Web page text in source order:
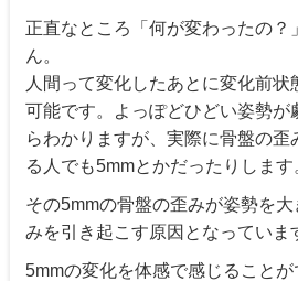
正直なところ「何が変わったの？
ん。
人間って変化したあとに変化前
可能です。よっぽどひどい姿勢が
らわかりますが、実際に骨盤の歪
る人でも5mmとかだったりします
その5mmの骨盤の歪みが姿勢を
みを引き起こす原因となっていま
5mmの変化を体感で感じること